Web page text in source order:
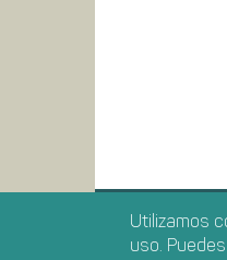
Utilizamos
uso.